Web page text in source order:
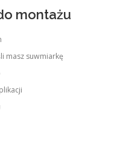
montażu
masz suwmiarkę